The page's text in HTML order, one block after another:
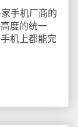
手机厂商的
度的统一
机上都能完